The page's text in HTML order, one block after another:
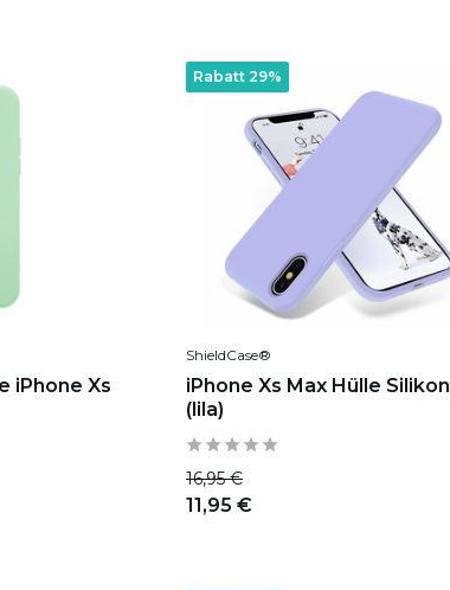
iPhone Xs
Rabatt 29%
ShieldCase®
iPhone Xs Max Hülle Silikon
(lila)
16,95 €
11,95 €